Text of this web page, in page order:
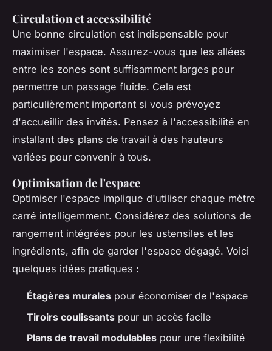
Circulation et accessibilité
Une bonne circulation est indispensable pour
maximiser l'espace. Assurez-vous que les allées
entre les zones sont suffisamment larges pour
permettre un passage fluide. Cela est
particulièrement important si vous prévoyez
d'accueillir des invités. Pensez à l'accessibilité en
installant des plans de travail à des hauteurs
variées pour convenir à tous.
Optimisation de l'espace
Optimiser l'espace implique d'utiliser chaque mètre
carré intelligemment. Considérez des solutions de
rangement intégrées pour les ustensiles et les
ingrédients, afin de garder l'espace dégagé. Voici
quelques idées pratiques :
Étagères murales pour économiser de l'espace
Tiroirs coulissants pour un accès facile
Plans de travail modulables pour une flexibilité